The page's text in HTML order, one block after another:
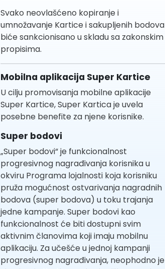
Svako neovlašćeno kopiranje i
umnožavanje Kartice i sakupljenih bodova
biće sankcionisano u skladu sa zakonskim
propisima.
Mobilna aplikacija Super Kartice
U cilju promovisanja mobilne aplikacije
Super Kartice, Super Kartica je uvela
posebne benefite za njene korisnike.
Super bodovi
„Super bodovi“ je funkcionalnost
progresivnog nagrađivanja korisnika u
okviru Programa lojalnosti koja korisniku
pruža mogućnost ostvarivanja nagradnih
bodova (super bodova) u toku trajanja
jedne kampanje. Super bodovi kao
funkcionalnost će biti dostupni svim
aktivnim članovima koji imaju mobilnu
aplikaciju. Za učešće u jednoj kampanji
progresivnog nagrađivanja, neophodno je